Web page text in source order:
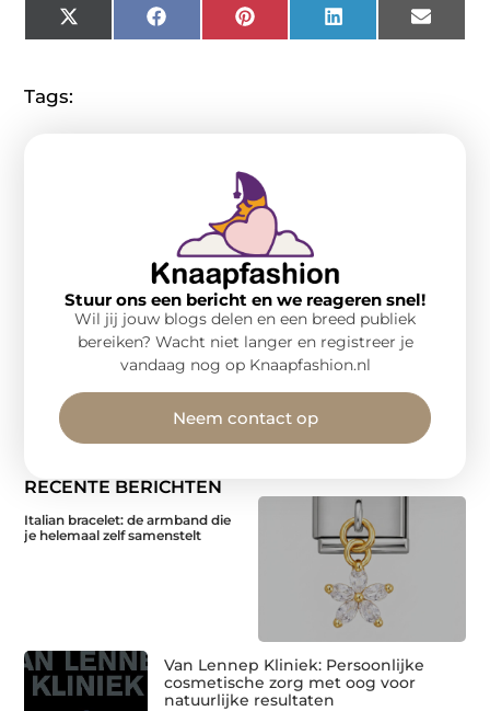
X
(Twitter)
FacebookPinterestLinkedInEmail
Tags:
RECENTE BERICHTEN
Italian bracelet: de armband die
je helemaal zelf samenstelt
Van Lennep Kliniek: Persoonlijke
cosmetische zorg met oog voor
natuurlijke resultaten
Stuur ons een bericht en we reageren snel!
Wil jij jouw blogs delen en een breed publiek
bereiken? Wacht niet langer en registreer je
vandaag nog op Knaapfashion.nl
Neem contact op